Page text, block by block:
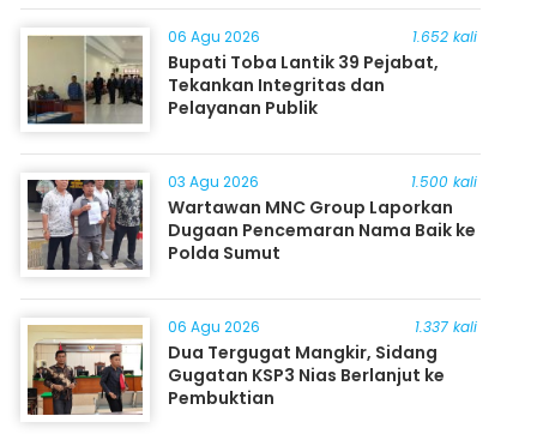
06 Agu 2026 1.652 kali
Bupati Toba Lantik 39 Pejabat,
Tekankan Integritas dan
Pelayanan Publik
03 Agu 2026 1.500 kali
Wartawan MNC Group Laporkan
Dugaan Pencemaran Nama Baik ke
Polda Sumut
06 Agu 2026 1.337 kali
Dua Tergugat Mangkir, Sidang
Gugatan KSP3 Nias Berlanjut ke
Pembuktian